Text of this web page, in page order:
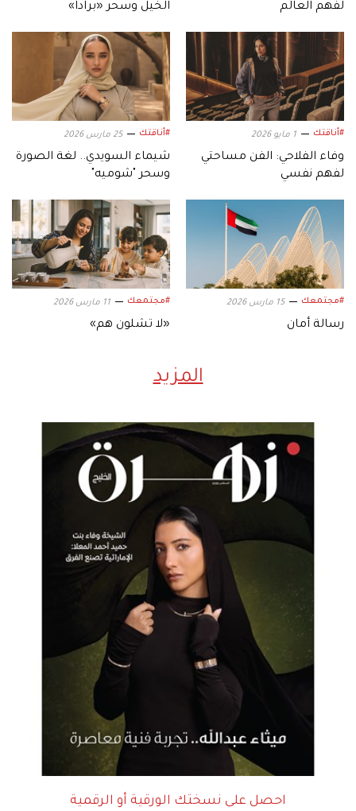
لفهم العالم
الخيل وسحر «برادا»
#أناقتك 1 مايو 2026
وفاء الفلاحي: الفن مساحتي
لفهم نفسي
#أناقتك 25 مارس 2026
شيماء السويدي.. لغة الصورة
وسحر "شوميه"
#مجتمعك 15 مارس 2026
رسالة أمان
#مجتمعك 11 مارس 2026
«لا تشلون هم»
المزيد
احصل على نسختك الورقية أو الرقمية